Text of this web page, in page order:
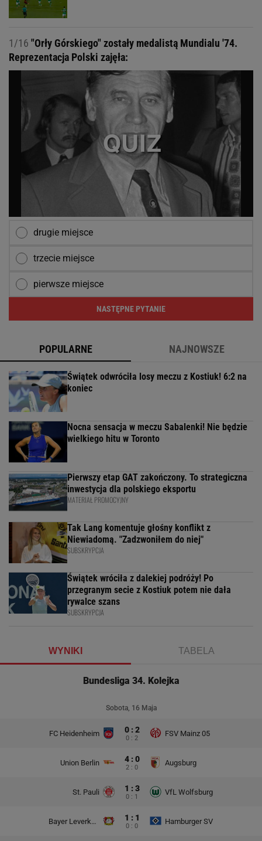
1/16 "Orły Górskiego" zostały medalistą Mundialu '74.
Reprezentacja Polski zajęła:
drugie miejsce
trzecie miejsce
pierwsze miejsce
NASTĘPNE PYTANIE
POPULARNE NAJNOWSZE
Świątek odwróciła losy meczu z Kostiuk! 6:2 na
koniec
Nocna sensacja w meczu Sabalenki! Nie będzie
wielkiego hitu w Toronto
Pierwszy etap GAT zakończony. To strategiczna
inwestycja dla polskiego eksportu
MATERIAŁ PROMOCYJNY
Tak Lang komentuje głośny konflikt z
Niewiadomą. "Zadzwoniłem do niej"
SUBSKRYPCJA
Świątek wróciła z dalekiej podróży! Po
przegranym secie z Kostiuk potem nie dała
rywalce szans
SUBSKRYPCJA
WYNIKI TABELA
Bundesliga 34. Kolejka
Sobota, 16 Maja
FC Heidenheim 0 : 2
0 : 2
FSV Mainz 05
Union Berlin 4 : 0
2 : 0
Augsburg
St. Pauli 1 : 3
0 : 1
VfL Wolfsburg
Bayer Leverkusen 1 : 1
0 : 0
Hamburger SV